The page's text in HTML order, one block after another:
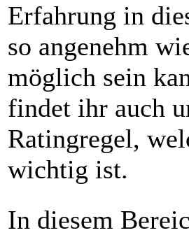
Erfahrung in
so angenehm
möglich sein
findet ihr auch
Ratingregel,
wichtig ist.
In diesem